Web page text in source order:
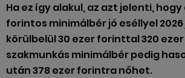
Ha ez így alakul, az azt jelenti, hogy
forintos minimálbér jó eséllyel
körülbelül 30 ezer forinttal 320
szakmunkás minimálbér pedig
után 378 ezer forintra nőhet.